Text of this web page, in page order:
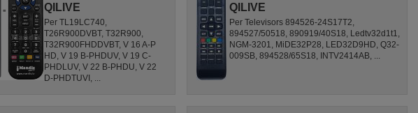
QILIVE
Per TL19LC740,
T26R900DVBT, T32R900,
T32R900FHDDVBT, V 16 A-P
HD, V 19 B-PHDUV, V 19 C-
PHDLUV, V 22 B-PHDU, V 22
D-PHDTUVI, ...
QILIVE
Per Televisors 894526-24S17T2,
894527/50518, 890919/40S18, Ledtv32d1t1,
NGM-3201, MiDE32P28, LED32D9HD, Q32-
009SB, 894528/65S18, INTV2414AB, ...